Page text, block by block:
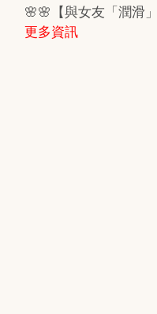
🌸🌸【與女友「潤滑
更多資訊